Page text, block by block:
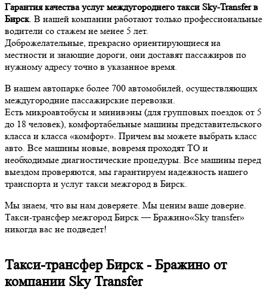
Гарантия качества услуг междугороднего такси Sky-Transfer в
Бирск. В нашей компании работают только профессиональные
водители со стажем не менее 5 лет.
Доброжелательные, прекрасно ориентирующиеся на
местности и знающие дороги, они доставят пассажиров по
нужному адресу точно в указанное время.
В нашем автопарке более 700 автомобилей, осуществляющих
междугородние пассажирские перевозки.
Есть микроавтобусы и минивэны (для групповых поездок от 5
до 18 человек), комфортабельные машины представительского
класса и класса «комфорт». Причем вы можете выбрать класс
авто. Все машины новые, вовремя проходят ТО и
необходимые диагностические процедуры. Все машины перед
выездом проверяются, мы гарантируем надежность нашего
транспорта и услуг такси межгород в Бирск.
Мы знаем, что вы нам доверяете. Мы ценим ваше доверие.
Такси-трансфер межгород Бирск — Бражино«Sky transfer»
никогда вас не подведет!
Такси-трансфер Бирск - Бражино от
компании Sky Transfer